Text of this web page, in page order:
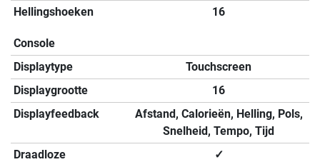
Hellingshoeken 16
Console
Displaytype
Touchscreen
Displaygrootte
16
Displayfeedback
Afstand, Calorieën, Helling, Pols,
Snelheid, Tempo, Tijd
Draadloze
✓